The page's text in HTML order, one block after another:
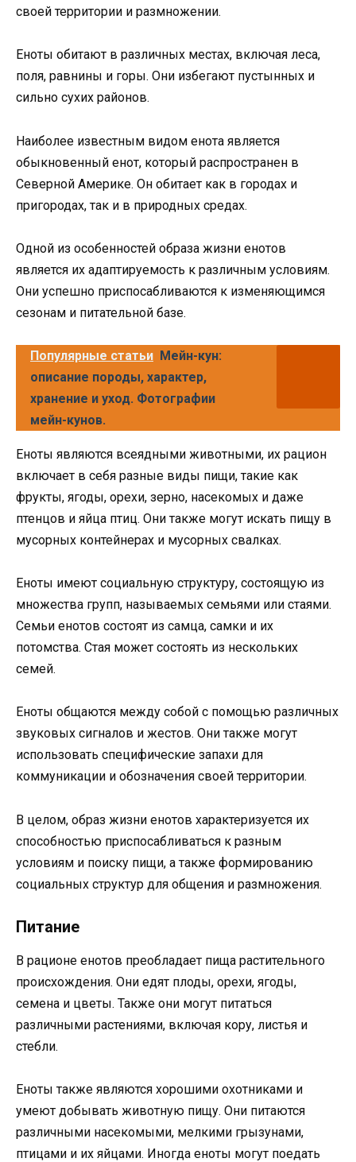
своей территории и размножении.
Еноты обитают в различных местах, включая леса,
поля, равнины и горы. Они избегают пустынных и
сильно сухих районов.
Наиболее известным видом енота является
обыкновенный енот, который распространен в
Северной Америке. Он обитает как в городах и
пригородах, так и в природных средах.
Одной из особенностей образа жизни енотов
является их адаптируемость к различным условиям.
Они успешно приспосабливаются к изменяющимся
сезонам и питательной базе.
Популярные статьи Мейн-кун:
описание породы, характер,
хранение и уход. Фотографии
мейн-кунов.
Еноты являются всеядными животными, их рацион
включает в себя разные виды пищи, такие как
фрукты, ягоды, орехи, зерно, насекомых и даже
птенцов и яйца птиц. Они также могут искать пищу в
мусорных контейнерах и мусорных свалках.
Еноты имеют социальную структуру, состоящую из
множества групп, называемых семьями или стаями.
Семьи енотов состоят из самца, самки и их
потомства. Стая может состоять из нескольких
семей.
Еноты общаются между собой с помощью различных
звуковых сигналов и жестов. Они также могут
использовать специфические запахи для
коммуникации и обозначения своей территории.
В целом, образ жизни енотов характеризуется их
способностью приспосабливаться к разным
условиям и поиску пищи, а также формированию
социальных структур для общения и размножения.
Питание
В рационе енотов преобладает пища растительного
происхождения. Они едят плоды, орехи, ягоды,
семена и цветы. Также они могут питаться
различными растениями, включая кору, листья и
стебли.
Еноты также являются хорошими охотниками и
умеют добывать животную пищу. Они питаются
различными насекомыми, мелкими грызунами,
птицами и их яйцами. Иногда еноты могут поедать